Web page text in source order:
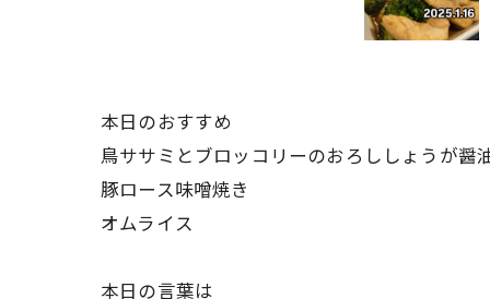
本日のおすすめ
鳥ササミとブロッコリーのおろししょうが醤
豚ロース味噌焼き
オムライス
本日の言葉は